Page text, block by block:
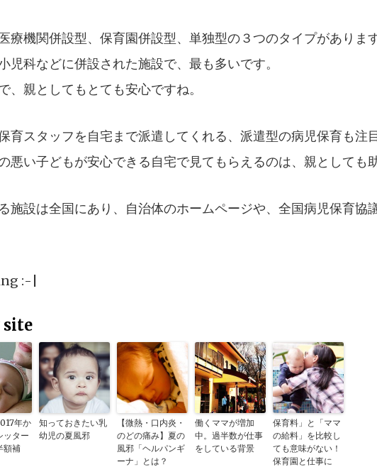
療機関併設型、保育園併設型、単独型の３つのタイプがあります
児科などに併設された施設で、最も多いです。
、親としてもとても安心ですね。
育スタッフを自宅まで派遣してくれる、派遣型の病児保育も注
悪い子どもが安心できる自宅で見てもらえるのは、親としても
施設は全国にあり、自治体のホームページや、全国病児保育協
:-|
年か
ッター
額補
知っておきたい乳
幼児の夏風邪
【微熱・口内炎・
のどの痛み】夏の
風邪「ヘルパンギ
ーナ」とは？
働くママが増加
中。過半数が仕事
をしている背景
保育料」と「ママ
の給料」を比較し
ても意味がない！
保育園と仕事に